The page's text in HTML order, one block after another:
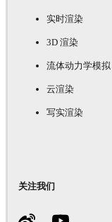
实时渲染
3D 渲染
流体动力学模拟
云渲染
写实渲染
关注我们